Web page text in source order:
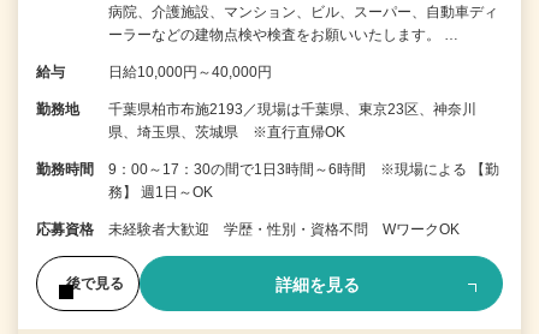
病院、介護施設、マンション、ビル、スーパー、自動車ディ
ーラーなどの建物点検や検査をお願いいたします。 …
給与 日給10,000円～40,000円
勤務地
千葉県柏市布施2193／現場は千葉県、東京23区、神奈川
県、埼玉県、茨城県 ※直行直帰OK
勤務時間
9：00～17：30の間で1日3時間～6時間 ※現場による 【勤
務】 週1日～OK
応募資格 未経験者大歓迎 学歴・性別・資格不問 WワークOK
後で見る 詳細を見る